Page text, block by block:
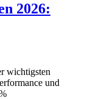
2026:
wichtigsten
und